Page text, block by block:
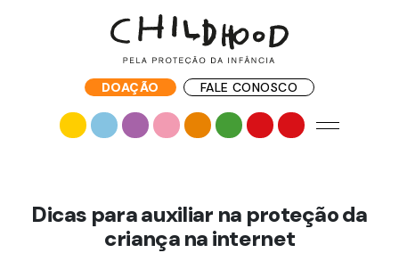
DOAÇÃO FALE CONOSCO
Dicas para auxiliar na proteção da
criança na internet